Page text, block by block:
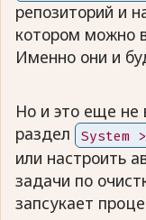
репозиторий и
котором можно
Именно они и
Но и это еще не
раздел
System
или настроить
задачи по
запсукает